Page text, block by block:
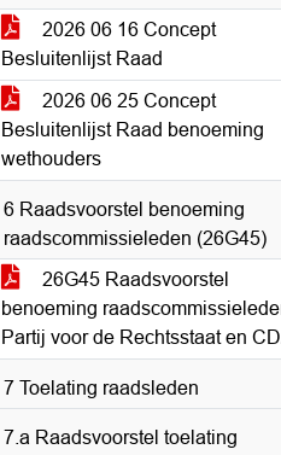
2026 06 16 Concept
Besluitenlijst Raad
2026 06 25 Concept
Besluitenlijst Raad benoeming
wethouders
6 Raadsvoorstel benoeming
raadscommissieleden (26G45)
26G45 Raadsvoorstel
benoeming
Partij voor de Rechtsstaat en
7 Toelating raadsleden
7.a Raadsvoorstel toelating